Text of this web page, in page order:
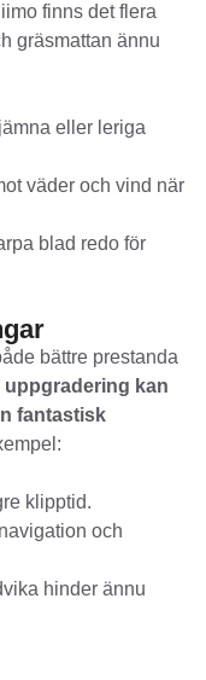
finns det flera
gräsmattan ännu
eller leriga
väder och vind när
blad redo för
bättre prestanda
uppgradering kan
fantastisk
klipptid.
och
hinder ännu